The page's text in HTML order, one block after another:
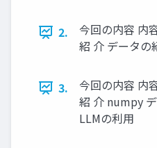
2.
今回の内容 内
紹 介 データの
3.
今回の内容 内
紹 介 numpy
LLMの利用